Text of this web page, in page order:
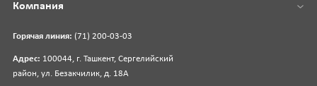
Горячая линия: (71) 200-03-03
Адрес: 100044, г. Ташкент, Сергелийский
район, ул. Безакчилик, д. 18А
Компания